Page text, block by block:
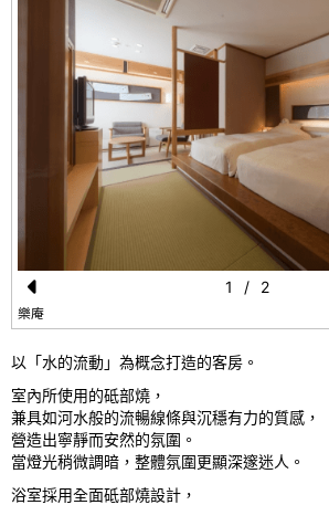
Pr
o
u
樂庵
1 / 2
以「水的流動」為概念打造的客房。
室內所使用的砥部燒，
兼具如河水般的流暢線條與沉穩有力的質感，
營造出寧靜而安然的氛圍。
當燈光稍微調暗，整體氛圍更顯深邃迷人。
浴室採用全面砥部燒設計，